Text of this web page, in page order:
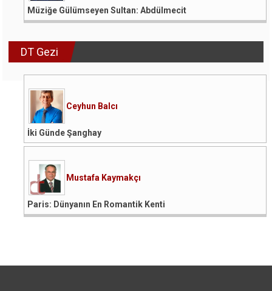
Müziğe Gülümseyen Sultan: Abdülmecit
DT Gezi
Ceyhun Balcı
İki Günde Şanghay
Mustafa Kaymakçı
Paris: Dünyanın En Romantik Kenti